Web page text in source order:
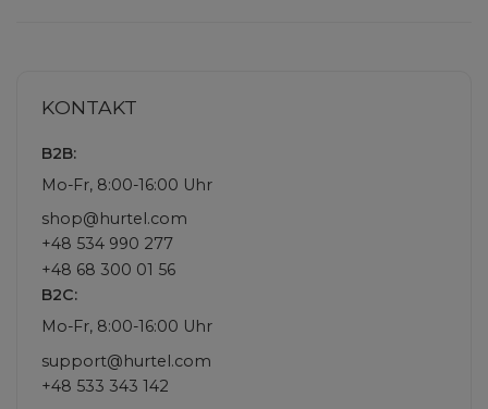
KONTAKT
B2B:
Mo-Fr, 8:00-16:00 Uhr
shop@hurtel.com
+48 534 990 277
+48 68 300 01 56
B2C:
Mo-Fr, 8:00-16:00 Uhr
support@hurtel.com
+48 533 343 142